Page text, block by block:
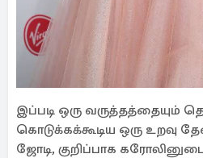
இப்படி ஒரு வருத்தத்தையும்
கொடுக்கக்கூடிய ஒரு உறவு
ஜோடி, குறிப்பாக